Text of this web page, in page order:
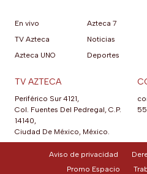
En vivo
TV Azteca
Azteca UNO
Azteca 7
Noticias
Deportes
TV AZTECA
Periférico Sur 4121,
Col. Fuentes Del Pedregal, C.P.
14140,
Ciudad De México, México.
55
Aviso de privacidad
Promo Espacio